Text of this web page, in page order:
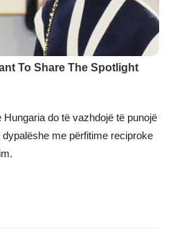
do të vazhdojë të punojë
me përfitime reciproke